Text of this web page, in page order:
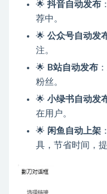
🌟 抖音自动发布
荐中。
🌟 公众号自动发
注。
🌟 B站自动发布
粉丝。
🌟 小绿书自动发
在用户。
🌟 闲鱼自动上架
具，节省时间，提